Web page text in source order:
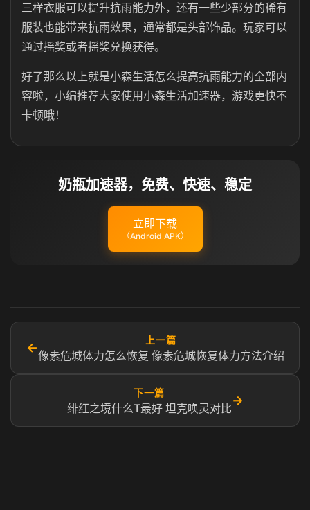
三样衣服可以提升抗雨能力外，还有一些少部分的稀有
服装也能带来抗雨效果，通常都是头部饰品。玩家可以
通过摇奖或者摇奖兑换获得。
好了那么以上就是小森生活怎么提高抗雨能力的全部内
容啦，小编推荐大家使用小森生活加速器，游戏更快不
卡顿哦！
奶瓶加速器，免费、快速、稳定
立即下载
（Android APK）
←
上一篇
像素危城体力怎么恢复 像素危城恢复体力方法介绍
下一篇
绯红之境什么T最好 坦克唤灵对比
→